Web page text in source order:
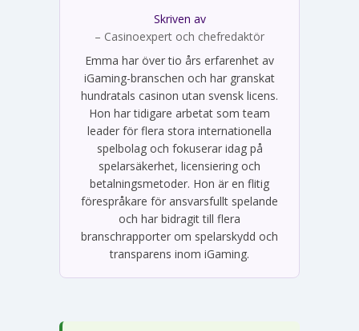
Skriven av
Emma Svensson
– Casinoexpert och chefredaktör
Emma har över tio års erfarenhet av
iGaming-branschen och har granskat
hundratals casinon utan svensk licens.
Hon har tidigare arbetat som team
leader för flera stora internationella
spelbolag och fokuserar idag på
spelarsäkerhet, licensiering och
betalningsmetoder. Hon är en flitig
förespråkare för ansvarsfullt spelande
och har bidragit till flera
branschrapporter om spelarskydd och
transparens inom iGaming.